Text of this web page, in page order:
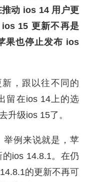
动 ios 14 用户更
15 更新不再是
果也停止发布 ios
，跟以往不同的
留在ios 14上的选
升级ios 15了。
举例来说就是，苹
ios 14.8.1。在仍
的更新不再可